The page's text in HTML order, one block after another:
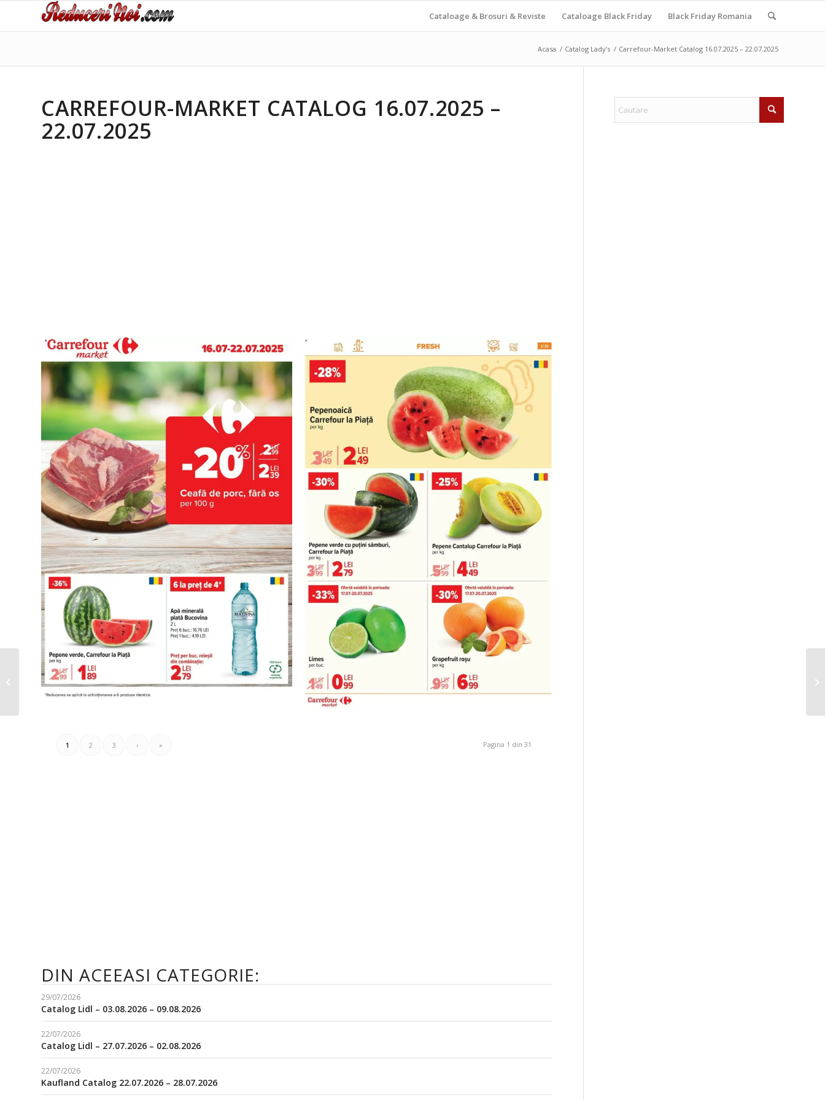
Cataloage & Brosuri & Reviste Cataloage Black Friday Black Friday Romania
Acasa / Catalog Lady’s / Carrefour-Market Catalog 16.07.2025 – 22.07.2025
CARREFOUR-MARKET CATALOG 16.07.2025 –
22.07.2025
Pagina 1 din 31
1 2 3 › »
DIN ACEEASI CATEGORIE:
29/07/2026
Catalog Lidl – 03.08.2026 – 09.08.2026
22/07/2026
Catalog Lidl – 27.07.2026 – 02.08.2026
22/07/2026
Kaufland Catalog 22.07.2026 – 28.07.2026
Oriflame Catalog
19.08.2025 – 09.09.2025